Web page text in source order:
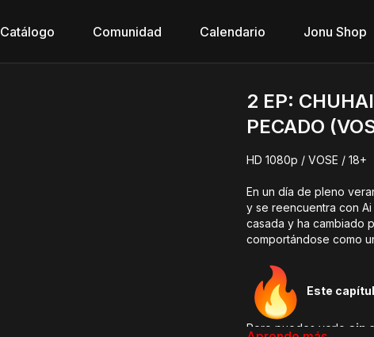
Catálogo Comunidad Calendario Jonu Shop
2 EP:
PECADO
HD 1080p / VOSE / 18+
En un día de pleno
y se reencuentra con
casada y ha cambiado
comportándose como
Este
Pero puedes verlo sin